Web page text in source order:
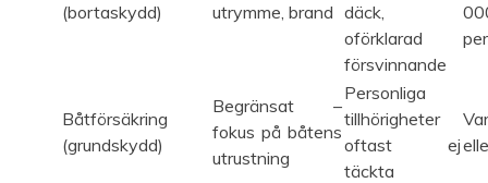
(bortaskydd)
utrymme, brand däck,
oförklarad
försvinnande
Båtförsäkring
(grundskydd)
Begränsat –
fokus på båtens
utrustning
Personliga
tillhörigheter
oftast ej
täckta